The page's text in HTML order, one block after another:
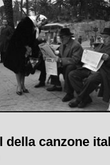
della canzone